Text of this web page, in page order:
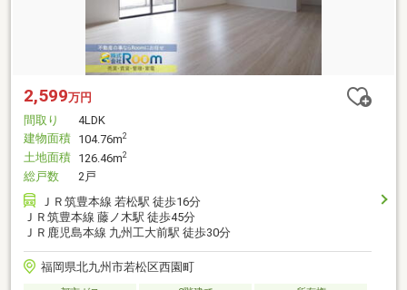
2,599万円
間取り
4LDK
建物面積 104.76m2
土地面積 126.46m2
総戸数
2戸
ＪＲ筑豊本線 若松駅 徒歩16分
ＪＲ筑豊本線 藤ノ木駅 徒歩45分
ＪＲ鹿児島本線 九州工大前駅 徒歩30分
福岡県北九州市若松区西園町